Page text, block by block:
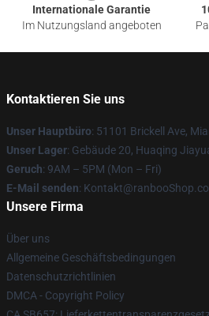
Internationale Garantie
Im Nutzungsland angeboten
Kontaktieren Sie uns
Unser Hauptbüro: 51101 Brickell Ave,
Unser Lager: Gebäude 20, Huaqing
Geruch: 9AM – 5PM (Mon – Fri)
E-Mail senden:
Unsere Firma
Über uns
Allgemeine Geschäftsbedingungen
Datenschutzrichtlinien
DMCA - Copyright Policy